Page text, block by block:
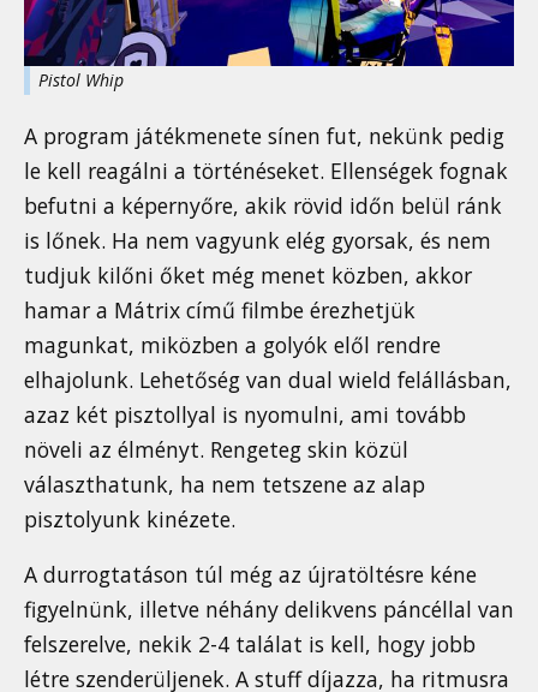
Pistol Whip
A program játékmenete sínen fut, nekünk pedig
le kell reagálni a történéseket. Ellenségek fognak
befutni a képernyőre, akik rövid időn belül ránk
is lőnek. Ha nem vagyunk elég gyorsak, és nem
tudjuk kilőni őket még menet közben, akkor
hamar a Mátrix című filmbe érezhetjük
magunkat, miközben a golyók elől rendre
elhajolunk. Lehetőség van dual wield felállásban,
azaz két pisztollyal is nyomulni, ami tovább
növeli az élményt. Rengeteg skin közül
választhatunk, ha nem tetszene az alap
pisztolyunk kinézete.
A durrogtatáson túl még az újratöltésre kéne
figyelnünk, illetve néhány delikvens páncéllal van
felszerelve, nekik 2-4 találat is kell, hogy jobb
létre szenderüljenek. A stuff díjazza, ha ritmusra